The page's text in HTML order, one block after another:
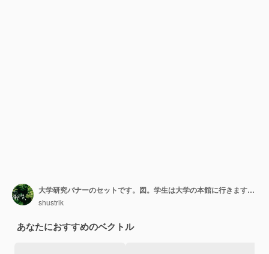
大学研究バナーのセットです。図。学生は大学の本館に行きます。青い空と緑の木のスカイライン。コピースペース付きのバナー。
shustrik
あなたにおすすめのベクトル